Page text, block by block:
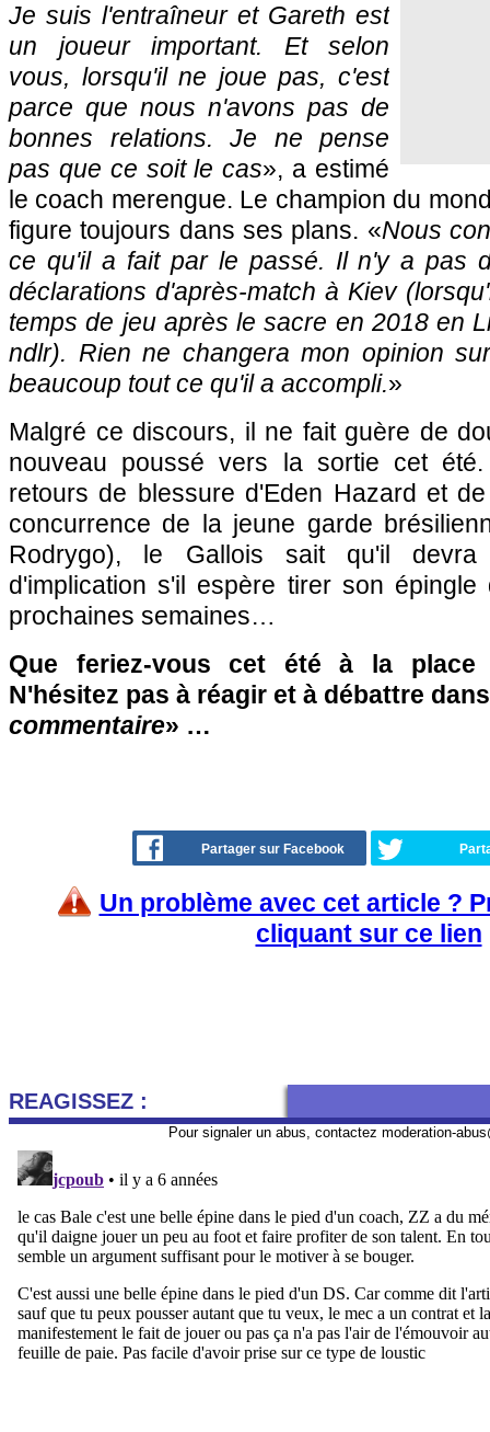
Je suis l'entraîneur et Gareth est
un joueur important. Et selon
vous, lorsqu'il ne joue pas, c'est
parce que nous n'avons pas de
bonnes relations. Je ne pense
pas que ce soit le cas», a estimé
le coach merengue. Le champion du
figure toujours dans ses plans. «Nous
ce qu'il a fait par le passé. Il n'y a pas
déclarations d'après-match à Kiev
temps de jeu après le sacre en 2018 en
ndlr). Rien ne changera mon opinion
beaucoup tout ce qu'il a accompli.»
Malgré ce discours, il ne fait guère de
nouveau poussé vers la sortie cet
retours de blessure d'Eden Hazard et
concurrence de la jeune garde
Rodrygo), le Gallois sait qu'il devra
d'implication s'il espère tirer son
prochaines semaines…
Que feriez-vous cet été à la
N'hésitez pas à réagir et à débattre
commentaire» …
Partager sur Facebook
Un problème avec cet article ?
cliquant sur ce lien
REAGISSEZ :
Pour signaler un abus, contactez moderation-